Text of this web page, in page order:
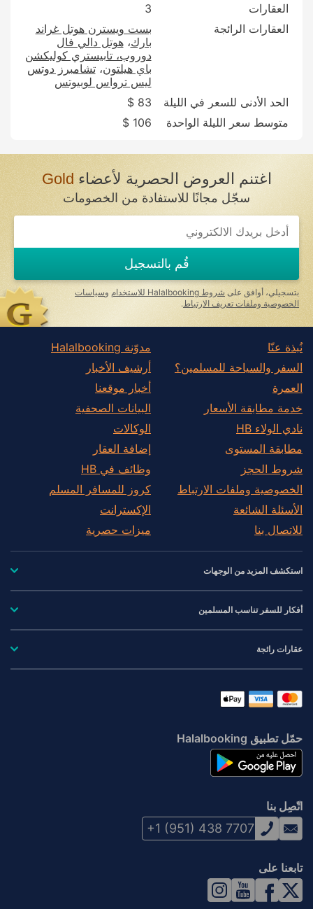
العقارات
3
العقارات الرائجة
بست ويسترن هوتل غراند
بارك هوتل دالي فال
دوروب، تابيستري كوليكشن
باي هيلتون تشامبرز دوتس
ليس ترواس لوبيوتس
الحد الأدنى للسعر في الليلة
83 $
متوسط سعر الليلة الواحدة
106 $
اغتنم العروض الحصرية لأعضاءGold
سجّل مجانًا للاستفادة من الخصومات
قُم بالتسجيل
بتسجيلي، أوافق على شروط Halalbooking للاستخدام وسياسات
الخصوصية وملفات تعريف الارتباط .
نُبذة عنّا
السفر والسياحة للمسلمين؟
العمرة
خدمة مطابقة الأسعار
نادي الولاء HB
مطابقة المستوى
شروط الحجز
الخصوصية وملفات الارتباط
الأسئلة الشائعة
للاتصال بنا
مدوّنة Halalbooking
أرشيف الأخبار
أخبار موقعنا
البيانات الصحفية
الوكالات
إضافة العقار
وظائف في HB
كروز للمسافر المسلم
الإكسترانت
ميزات حصرية
استكشف المزيد من الوجهات
أفكار للسفر تناسب المسلمين
عقارات رائجة
حمّل تطبيق Halalbooking
اتّصِل بنا
+1 (951) 438 7707
تابعنا على